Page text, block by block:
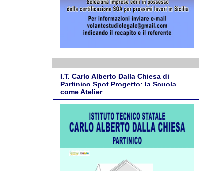
I.T. Carlo Alberto Dalla Chiesa di
Partinico Spot Progetto: la Scuola
come Atelier